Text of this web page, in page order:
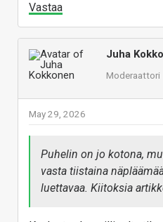
Vastaa
Juha
Moderaattori
May 29, 2026
Puhelin on jo kotona,
vasta tiistaina
luettavaa. Kiitoksia